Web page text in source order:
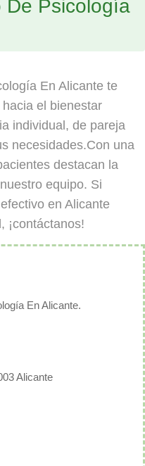
De Psicología
En Alicante te
el bienestar
individual, de pareja
necesidades.Con una
destacan la
equipo. Si
en Alicante
¡contáctanos!
En Alicante.
Alicante